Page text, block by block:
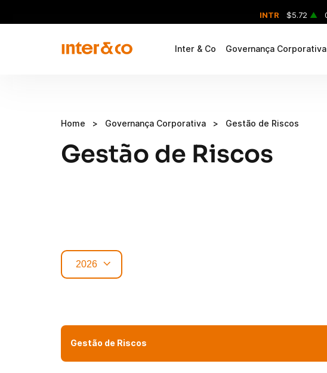
INTR $5.72 ▲
Inter & Co Governança Corporativa
Home > Governança Corporativa > Gestão de Riscos
Gestão de Riscos
Gestão de Riscos